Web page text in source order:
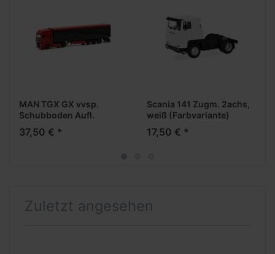
MAN TGX GX vvsp.
Schubboden Aufl.
(rot/schwarz)
37,50 € *
Scania 141 Zugm. 2achs,
weiß (Farbvariante)
17,50 € *
Zuletzt angesehen